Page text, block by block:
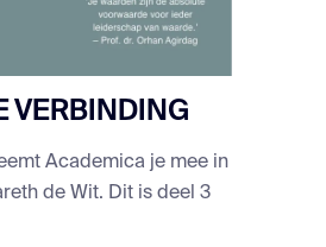
VERBINDING
Academica je mee in
de Wit. Dit is deel 3